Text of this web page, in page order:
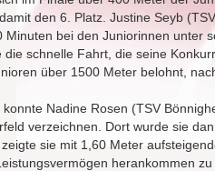
den 6. Platz. Justine Seyb
Minuten bei den Juniorinnen unter
die schnelle Fahrt, die seine
über 1500 Meter belohnt,
konnte Nadine Rosen (TSV
verzeichnen. Dort wurde sie
sie mit 1,60 Meter
herankommen